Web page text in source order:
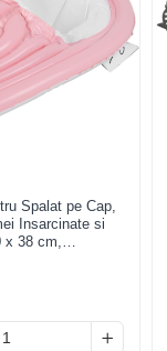
Spalat pe Cap,
Insarcinate si
x 38 cm,